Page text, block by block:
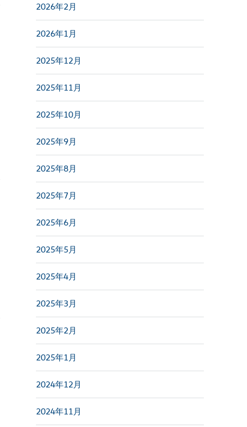
2026年2月
2026年1月
2025年12月
2025年11月
2025年10月
2025年9月
2025年8月
2025年7月
2025年6月
2025年5月
2025年4月
2025年3月
2025年2月
2025年1月
2024年12月
2024年11月